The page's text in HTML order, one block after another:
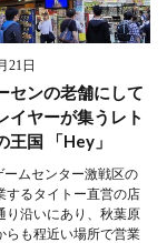
21日
センの老舗にして
イヤーが集うレト
王国 「Hey」
ームセンター激戦区の
するタイトー直営の店
り沿いにあり、秋葉原
らも程近い場所で営業